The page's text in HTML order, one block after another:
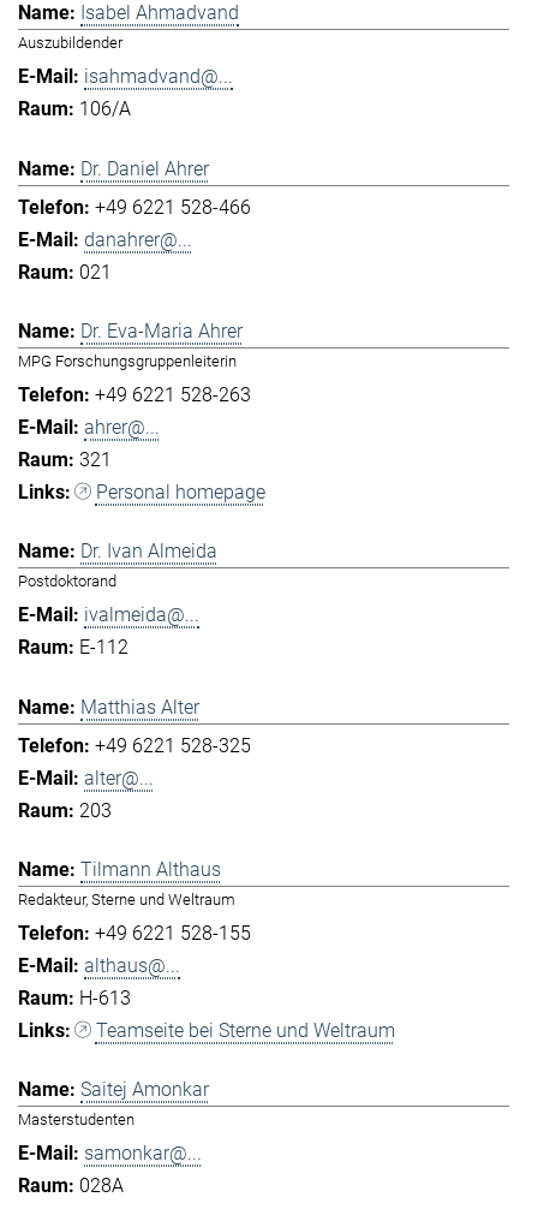
Isabel Ahmadvand
Auszubildender
isahmadvand@...
106/A
Dr. Daniel Ahrer
+49 6221 528-466
danahrer@...
021
Dr. Eva-Maria Ahrer
MPG Forschungsgruppenleiterin
+49 6221 528-263
ahrer@...
321
Personal homepage
Dr. Ivan Almeida
Postdoktorand
ivalmeida@...
E-112
Matthias Alter
+49 6221 528-325
alter@...
203
Tilmann Althaus
Redakteur, Sterne und Weltraum
+49 6221 528-155
althaus@...
H-613
Teamseite bei Sterne und Weltraum
Saitej Amonkar
Masterstudenten
samonkar@...
028A